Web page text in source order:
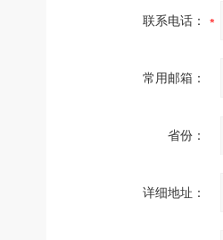
联系电话：
常用邮箱：
省份：
详细地址：